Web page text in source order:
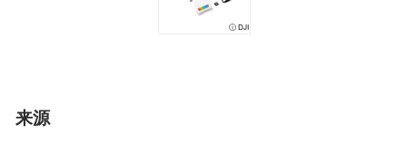
ⓘ DJI
来源